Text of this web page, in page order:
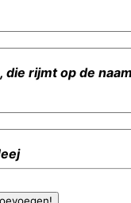
die rijmt op de